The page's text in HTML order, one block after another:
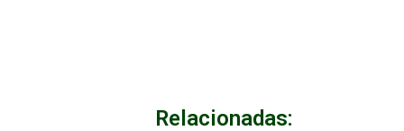
Relacionadas: